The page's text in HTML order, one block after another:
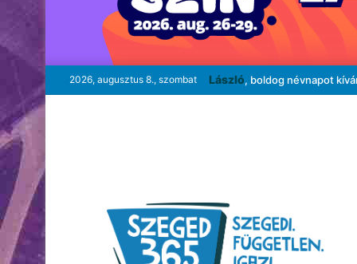
2026, augusztus 8., szombat László, boldog névnapot